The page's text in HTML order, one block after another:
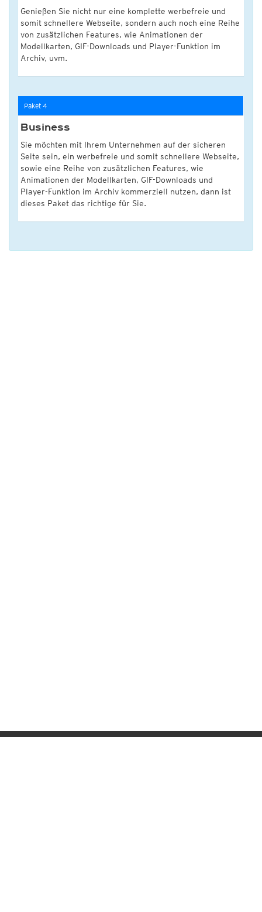
Genießen Sie nicht nur eine komplette werbefreie und
somit schnellere Webseite, sondern auch noch eine Reihe
von zusätzlichen Features, wie Animationen der
Modellkarten, GIF-Downloads und Player-Funktion im
Archiv, uvm.
Paket 4
Business
Sie möchten mit Ihrem Unternehmen auf der sicheren
Seite sein, ein werbefreie und somit schnellere Webseite,
sowie eine Reihe von zusätzlichen Features, wie
Animationen der Modellkarten, GIF-Downloads und
Player-Funktion im Archiv kommerziell nutzen, dann ist
dieses Paket das richtige für Sie.